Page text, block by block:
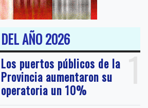
AÑO 2026
1
Los puertos públicos de la
Provincia aumentaron su
operatoria un 10%